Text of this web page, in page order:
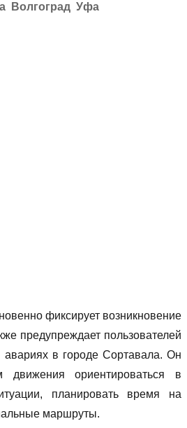
Волгоград Уфа
фиксирует возникновение
предупреждает пользователей
в городе Сортавала. Он
движения ориентироваться в
планировать время на
маршруты.